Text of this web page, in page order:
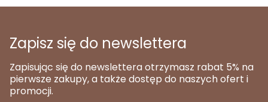
Zapisz się do newslettera
Zapisując się do newslettera otrzymasz rabat 5% na
pierwsze zakupy, a także dostęp do naszych ofert i
promocji.